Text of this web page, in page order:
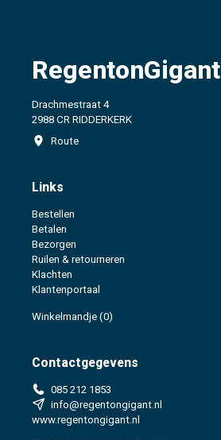
RegentonGigant
Drachmestraat 4
2988 CR RIDDERKERK
Route
Links
Bestellen
Betalen
Bezorgen
Ruilen & retourneren
Klachten
Klantenportaal
Winkelmandje (0)
Contactgegevens
085 212 1853
info@regentongigant.nl
www.regentongigant.nl